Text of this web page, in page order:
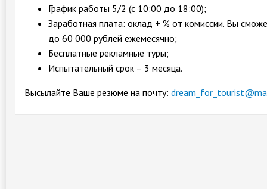
График работы 5/2 (с 10:00 до 18:00);
Заработная плата: оклад + % от комиссии. Вы
до 60 000 рублей ежемесячно;
Бесплатные рекламные туры;
Испытательный срок – 3 месяца.
Высылайте Ваше резюме на почту: